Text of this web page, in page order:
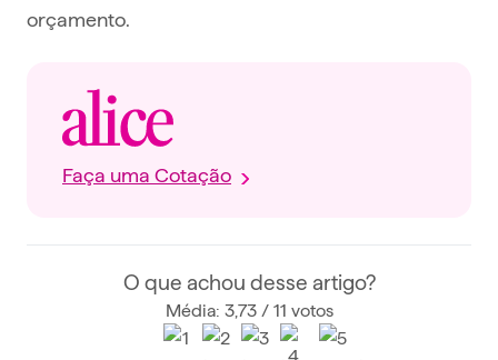
orçamento.
Faça uma Cotação
O que achou desse artigo?
Média: 3,73 / 11 votos